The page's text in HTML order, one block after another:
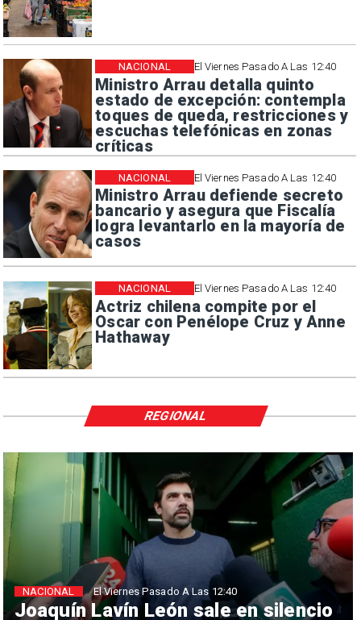
El Viernes Pasado A Las 12:40
Ministro Arrau detalla quinto
estado de excepción: contempla
toques de queda, restricciones y
escuchas telefónicas en zonas
críticas
NACIONAL
El Viernes Pasado A Las 12:40
Ministro Arrau defiende secreto
bancario y asegura que Fiscalía
logra levantarlo en la mayoría de
casos
NACIONAL
El Viernes Pasado A Las 12:40
Actriz chilena compite por el
Oscar con Penélope Cruz y Anne
Hathaway
NACIONAL
Joaquín Lavín León sale en silencio
NACIONAL El Viernes Pasado A Las 12:40
REGIONAL